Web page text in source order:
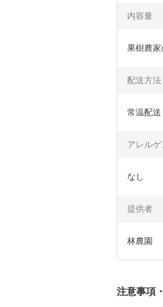
内容量
果樹農家
配送方法
常温配送
アレルゲ
なし
提供者
林農園
注意事項